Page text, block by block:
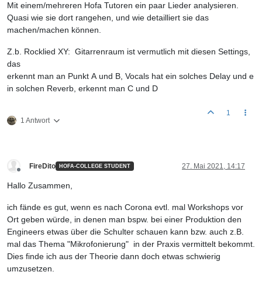
Mit einem/mehreren Hofa Tutoren ein paar Lieder analysieren.
Quasi wie sie dort rangehen, und wie detailliert sie das
machen/machen können.
Z.b. Rocklied XY: Gitarrenraum ist vermutlich mit diesen Settings,
das
erkennt man an Punkt A und B, Vocals hat ein solches Delay und e
in solchen Reverb, erkennt man C und D
1 Antwort
1
FireDito HOFA-COLLEGE STUDENT 27. Mai 2021, 14:17
Hallo Zusammen,
ich fände es gut, wenn es nach Corona evtl. mal Workshops vor
Ort geben würde, in denen man bspw. bei einer Produktion den
Engineers etwas über die Schulter schauen kann bzw. auch z.B.
mal das Thema "Mikrofonierung" in der Praxis vermittelt bekommt.
Dies finde ich aus der Theorie dann doch etwas schwierig
umzusetzen.